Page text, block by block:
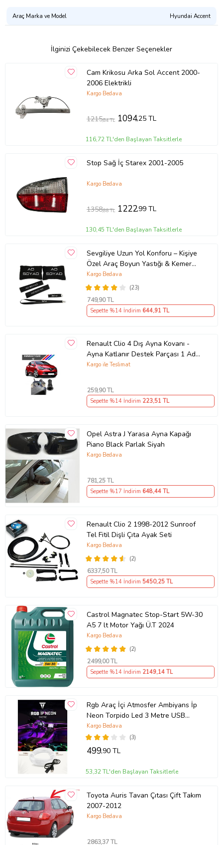
Araç Marka ve Model Hyundai Accent
İlginizi Çekebilecek Benzer Seçenekler
Cam Krikosu Arka Sol Accent 2000-
2006 Elektrikli
Kargo Bedava
1215,84 TL 1094,25 TL
116,72 TL'den Başlayan Taksitlerle
Stop Sağ İç Starex 2001-2005
Kargo Bedava
1358,88 TL 1222,99 TL
130,45 TL'den Başlayan Taksitlerle
Sevgiliye Uzun Yol Konforu – Kişiye
Özel Araç Boyun Yastığı & Kemer
Pedi Hediye Seti
(23)
Kargo Bedava
749,90 TL
Sepette %14 İndirim 644,91 TL
Renault Clio 4 Dış Ayna Kovanı -
Ayna Katlanır Destek Parçası 1 Adet
490307706 M3625
Kargo ile Teslimat
259,90 TL
Sepette %14 İndirim 223,51 TL
Opel Astra J Yarasa Ayna Kapağı
Piano Black Parlak Siyah
Kargo Bedava
781,25 TL
Sepette %17 İndirim 648,44 TL
Renault Clio 2 1998-2012 Sunroof
Tel Fitil Dişli Çıta Ayak Seti
(2)
Kargo Bedava
6337,50 TL
Sepette %14 İndirim 5450,25 TL
Castrol Magnatec Stop-Start 5W-30
A5 7 lt Motor Yağı Ü.T 2024
(2)
Kargo Bedava
2499,00 TL
Sepette %14 İndirim 2149,14 TL
Rgb Araç İçi Atmosfer Ambiyans İp
Neon Torpido Led 3 Metre USB
Girişli
(3)
Kargo Bedava
499,90 TL
53,32 TL'den Başlayan Taksitlerle
Toyota Auris Tavan Çıtası Çift Takım
2007-2012
Kargo Bedava
2863,37 TL